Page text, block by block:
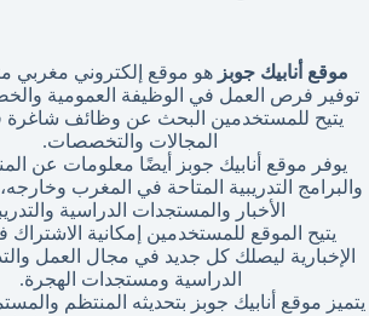
موقع أنابيك جوبز هو موقع إلكتروني
توفير فرص العمل في الوظيفة العمومية
يتيح للمستخدمين البحث عن وظائف
المجالات والتخصصات.
يوفر موقع أنابيك جوبز أيضًا معلومات عن
والبرامج التدريبية المتاحة في المغرب
الأخبار والمستجدات الدراسية
يتيح الموقع للمستخدمين إمكانية الاشتراك
الإخبارية ليصلك كل جديد في مجال العمل
الدراسية ومستجدات الهجرة.
يتميز موقع أنابيك جوبز بتحديثه المنتظم